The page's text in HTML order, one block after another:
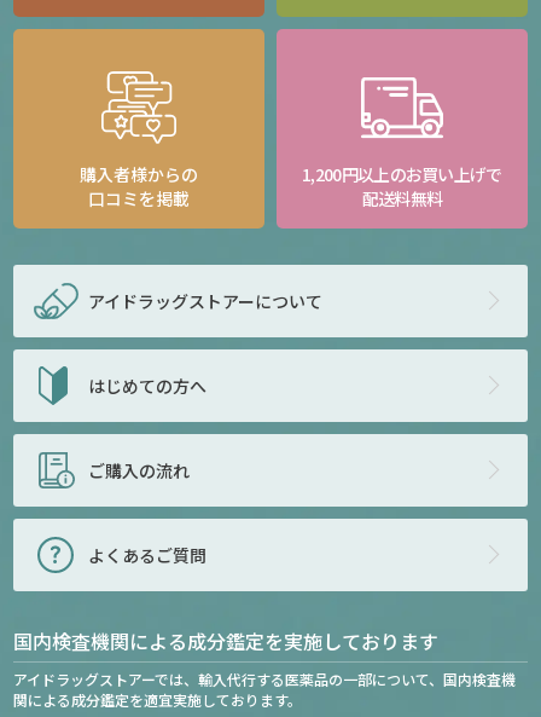
購入者様からの
口コミを掲載
1,200円以上のお買い上げで
配送料無料
アイドラッグストアーについて
はじめての方へ
ご購入の流れ
よくあるご質問
国内検査機関による成分鑑定を実施しております
アイドラッグストアーでは、輸入代行する医薬品の一部について、国内検査機
関による成分鑑定を適宜実施しております。